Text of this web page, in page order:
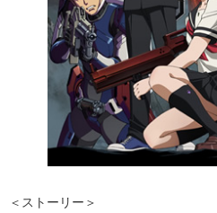
＜ストーリー＞